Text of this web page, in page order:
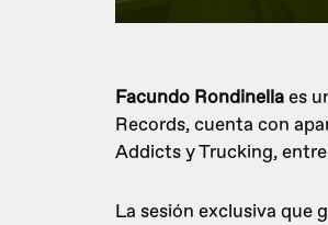
Facundo Rondinellaes
Records, cuenta con
Addicts y Trucking,
La sesión exclusiva que